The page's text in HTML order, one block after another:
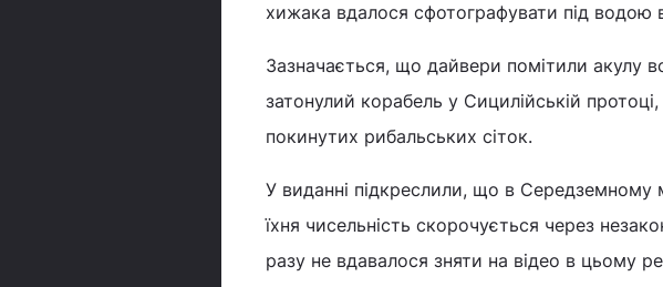
хижака вдалося сфотографувати під водою
Зазначається, що дайвери помітили акулу
затонулий корабель у Сицилійській
покинутих рибальських сіток.
У виданні підкреслили, що в Середземному
їхня чисельність скорочується через
разу не вдавалося зняти на відео в цьому